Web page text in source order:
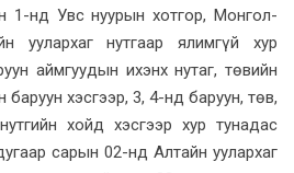
1-нд Увс нуурын хотгор, Монгол-
уулархаг нутгаар ялимгүй хур
аймгуудын ихэнх нутаг, төвийн
баруун хэсгээр, 3, 4-нд баруун, төв,
хойд хэсгээр хур тунадас
сарын 02-нд Алтайн уулархаг